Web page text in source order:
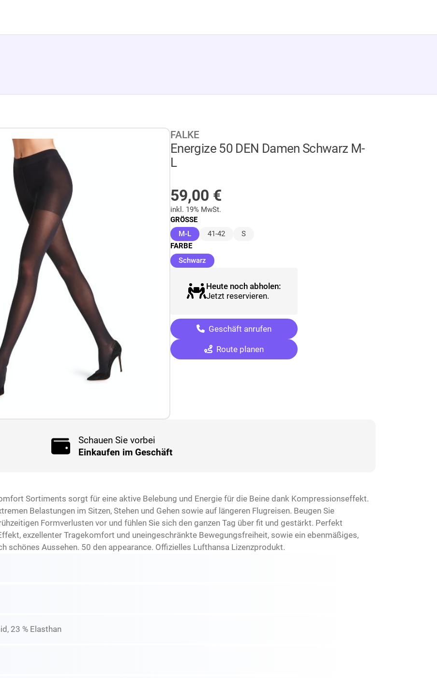
FALKE
Energize 50 DEN Damen Schwarz M-
L
59,00 €
inkl. 19% MwSt.
GRÖSSE
M-L(ausgewählt)
41-42
S
FARBE
Schwarz (ausgewählt)
Heute noch abholen:
Jetzt reservieren.
Geschäft anrufen
Route planen
Schauen Sie vorbei
Einkaufen im Geschäft
Sortiments sorgt für eine aktive Belebung und Energie für die Beine dank Kompressionseffekt.
Belastungen im Sitzen, Stehen und Gehen sowie auf längeren Flugreisen. Beugen Sie
Formverlusten vor und fühlen Sie sich den ganzen Tag über fit und gestärkt. Perfekt
exzellenter Tragekomfort und uneingeschränkte Bewegungsfreiheit, sowie ein ebenmäßiges,
schönes Aussehen. 50 den appearance. Offizielles Lufthansa Lizenzprodukt.
23 % Elasthan